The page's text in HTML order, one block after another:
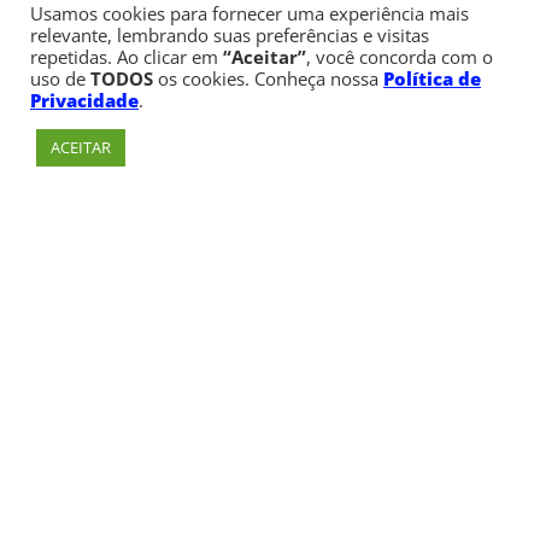
Usamos cookies para fornecer uma experiência mais
relevante, lembrando suas preferências e visitas
repetidas. Ao clicar em “Aceitar”, você concorda com o
uso de TODOS os cookies. Conheça nossa Política de
Privacidade.
ACEITAR